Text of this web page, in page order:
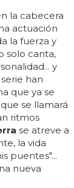
la cabecera
actuación
la fuerza y
solo canta,
y
han
que ya se
se llamará
ritmos
se atreve a
la vida
puentes"...
nueva